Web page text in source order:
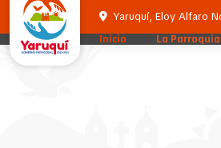
Yaruquí, Eloy Alfaro
Inicio La Parroquia